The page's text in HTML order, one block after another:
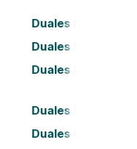
Duales Studium
Duales Studium
Duales Studium
Duales Studium
Duales Studium